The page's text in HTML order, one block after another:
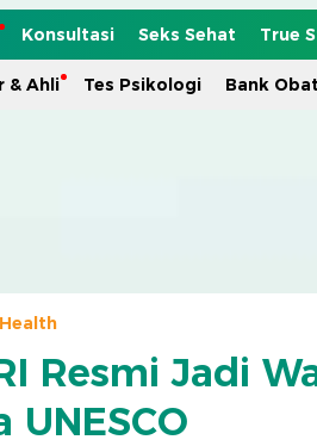
Konsultasi Seks Sehat True
& Ahli Tes Psikologi Bank Obat
Resmi Jadi
UNESCO